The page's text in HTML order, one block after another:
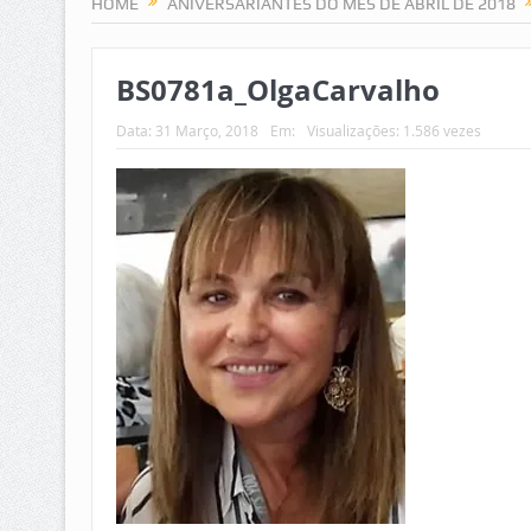
BS0781a_OlgaCarvalho
Data: 31 Março, 2018 Em: Visualizações: 1.586 vezes